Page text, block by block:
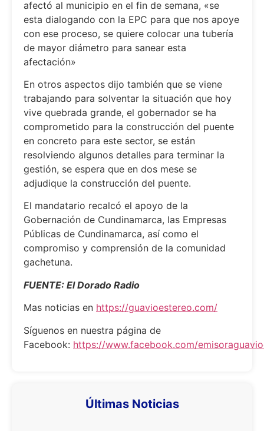
afectó al municipio en el fin de semana, «se
esta dialogando con la EPC para que nos apoye
con ese proceso, se quiere colocar una tubería
de mayor diámetro para sanear esta
afectación»
En otros aspectos dijo también que se viene
trabajando para solventar la situación que hoy
vive quebrada grande, el gobernador se ha
comprometido para la construcción del puente
en concreto para este sector, se están
resolviendo algunos detalles para terminar la
gestión, se espera que en dos mese se
adjudique la construcción del puente.
El mandatario recalcó el apoyo de la
Gobernación de Cundinamarca, las Empresas
Públicas de Cundinamarca, así como el
compromiso y comprensión de la comunidad
gachetuna.
FUENTE: El Dorado Radio
Mas noticias en https://guavioestereo.com/
Síguenos en nuestra página de
Facebook: https://www.facebook.com/
Últimas Noticias